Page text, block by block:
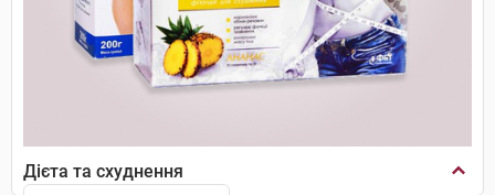
Дієта та схуднення